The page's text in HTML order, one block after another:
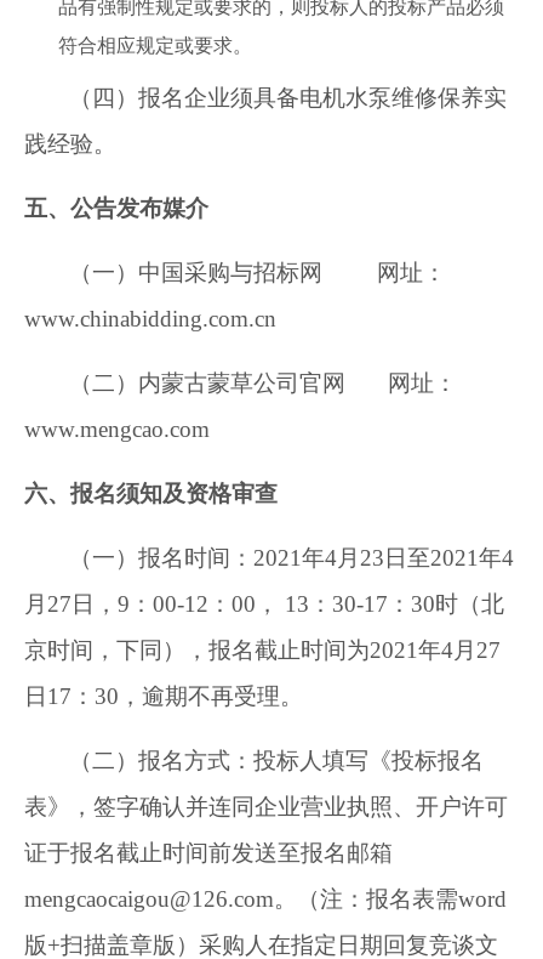
品有强制性规定或要求的，则投标人的投标产品必须
符合相应规定或要求。
（四）报名企业须具备电机水泵维修保养实
践经验。
五、公告发布媒介
（一）中国采购与招标网 网址：
www.chinabidding.com.cn
（二）内蒙古蒙草公司官网 网址：
www.mengcao.com
六、报名须知及资格审查
（一）报名时间：2021年4月23日至2021年4
月27日，9：00-12：00， 13：30-17：30时（北
京时间，下同），报名截止时间为2021年4月27
日17：30，逾期不再受理。
（二）报名方式：投标人填写《投标报名
表》，签字确认并连同企业营业执照、开户许可
证于报名截止时间前发送至报名邮箱
mengcaocaigou@126.com。（注：报名表需word
版+扫描盖章版）采购人在指定日期回复竞谈文